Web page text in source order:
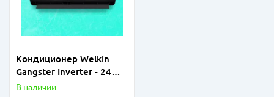
Кондиционер Welkin
Gangster Inverter - 24
BTU
В наличии